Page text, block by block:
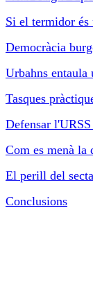
Si el termidor és
Democràcia
Urbahns entaula
Tasques
Defensar
Com es menà la
El perill del
Conclusions